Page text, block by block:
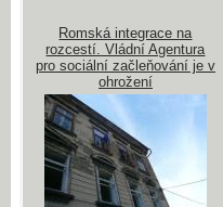
Romská integrace na
rozcestí. Vládní Agentura
pro sociální začleňování je v
ohrožení